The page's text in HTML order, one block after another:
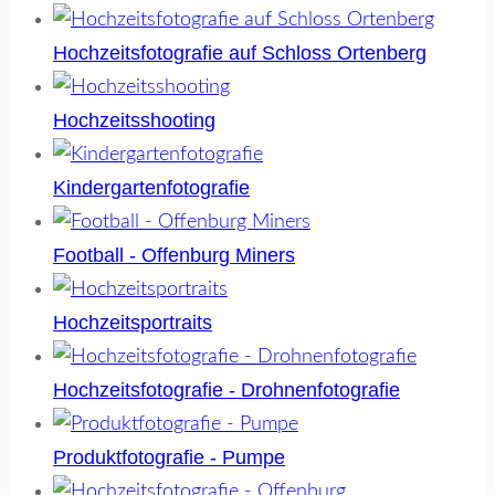
Hochzeitsfotografie auf Schloss Ortenberg
Hochzeitsshooting
Kindergartenfotografie
Football - Offenburg Miners
Hochzeitsportraits
Hochzeitsfotografie - Drohnenfotografie
Produktfotografie - Pumpe